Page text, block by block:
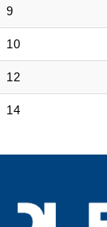
9
10
12
14